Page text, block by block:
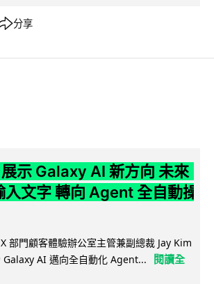
分享
示 Galaxy AI 新方向 未來
入文字 轉向 Agent 全自動操
部門顧客體驗辦公室主管兼副總裁 Jay Kim
Galaxy AI 邁向全自動化 Agent...
閱讀全